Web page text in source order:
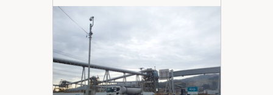
ピックアップコンテンツ
Foreign Laguage